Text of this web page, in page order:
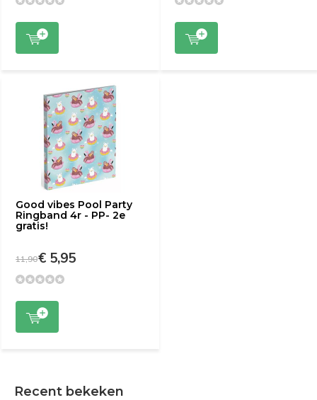
Good vibes Pool Party
Ringband 4r - PP- 2e
gratis!
11,90€ 5,95
Recent bekeken